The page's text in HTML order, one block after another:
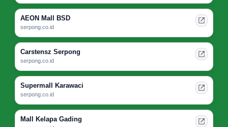
AEON Mall BSD
serpong.co.id
Carstensz Serpong
serpong.co.id
Supermall Karawaci
serpong.co.id
Mall Kelapa Gading